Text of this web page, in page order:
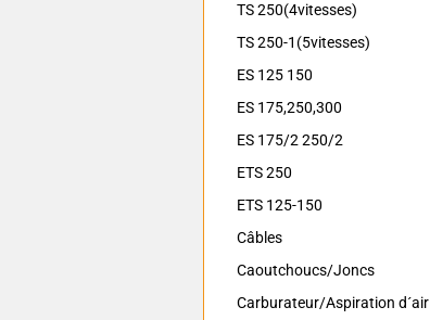
TS 250(4vitesses)
TS 250-1(5vitesses)
ES 125 150
ES 175,250,300
ES 175/2 250/2
ETS 250
ETS 125-150
Câbles
Caoutchoucs/Joncs
Carburateur/Aspiration d´air